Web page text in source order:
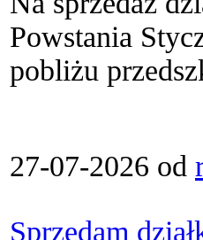
Powstania
pobliżu
27-07-2026 od
Sprzedam